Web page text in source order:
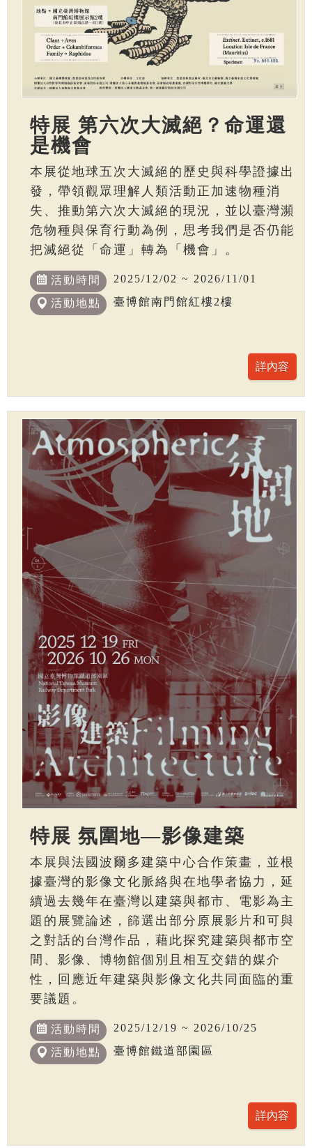
特展 第六次大滅絕？命運還
是機會
本展從地球五次大滅絕的歷史與科學證據出
發，帶領觀眾理解人類活動正加速物種消
失、推動第六次大滅絕的現況，並以臺灣瀕
危物種與保育行動為例，思考我們是否仍能
把滅絕從「命運」轉為「機會」。
活動時間 2025/12/02 ~ 2026/11/01
活動地點 臺博館南門館紅樓2樓
特展 氛圍地—影像建築
本展與法國波爾多建築中心合作策畫，並根
據臺灣的影像文化脈絡與在地學者協力，延
續過去幾年在臺灣以建築與都市、電影為主
題的展覽論述，篩選出部分原展影片和可與
之對話的台灣作品，藉此探究建築與都市空
間、影像、博物館個別且相互交錯的媒介
性，回應近年建築與影像文化共同面臨的重
要議題。
活動時間 2025/12/19 ~ 2026/10/25
活動地點 臺博館鐵道部園區